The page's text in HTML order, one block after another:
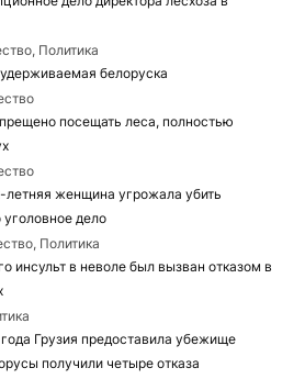
Политика
белоруска
посещать леса, полностью
женщина угрожала убить
дело
Политика
инсульт в неволе был вызван отказом в
Грузия предоставила убежище
получили четыре отказа